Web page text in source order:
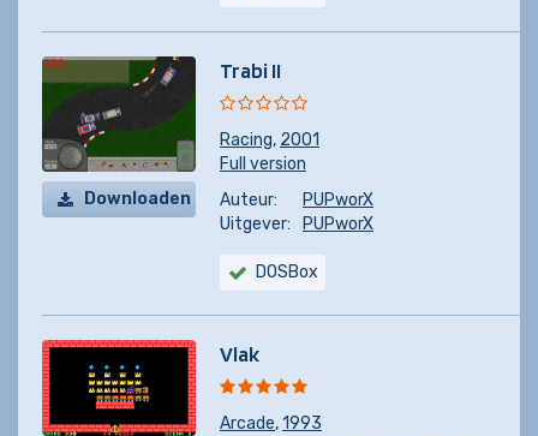
Downloaden
Trabi II
Racing, 2001
Full version
Auteur:
PUPworX
Uitgever:
PUPworX
DOSBox
Vlak
Arcade,1993